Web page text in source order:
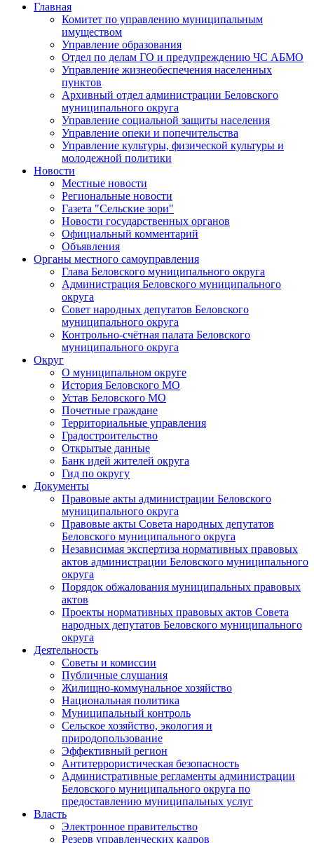
Главная
Комитет по управлению муниципальным
имуществом
Управление образования
Отдел по делам ГО и предупреждению ЧС АБМО
Управление жизнеобеспечения населенных
пунктов
Архивный отдел администрации Беловского
муниципального округа
Управление социальной защиты населения
Управление опеки и попечительства
Управление культуры, физической культуры и
молодежной политики
Новости
Местные новости
Региональные новости
Газета "Сельские зори"
Новости государственных органов
Официальный комментарий
Объявления
Органы местного самоуправления
Глава Беловского муниципального округа
Администрация Беловского муниципального
округа
Совет народных депутатов Беловского
муниципального округа
Контрольно-счётная палата Беловского
муниципального округа
Округ
О муниципальном округе
История Беловского МО
Устав Беловского МО
Почетные граждане
Территориальные управления
Градостроительство
Открытые данные
Банк идей жителей округа
Гид по округу
Документы
Правовые акты администрации Беловского
муниципального округа
Правовые акты Совета народных депутатов
Беловского муниципального округа
Независимая экспертиза нормативных правовых
актов администрации Беловского муниципального
округа
Порядок обжалования муниципальных правовых
актов
Проекты нормативных правовых актов Совета
народных депутатов Беловского муниципального
округа
Деятельность
Советы и комиссии
Публичные слушания
Жилищно-коммунальное хозяйство
Национальная политика
Муниципальный контроль
Сельское хозяйство, экология и
природопользование
Эффективный регион
Антитеррористическая безопасность
Административные регламенты администрации
Беловского муниципального округа по
предоставлению муниципальных услуг
Власть
Электронное правительство
Резерв управленческих кадров